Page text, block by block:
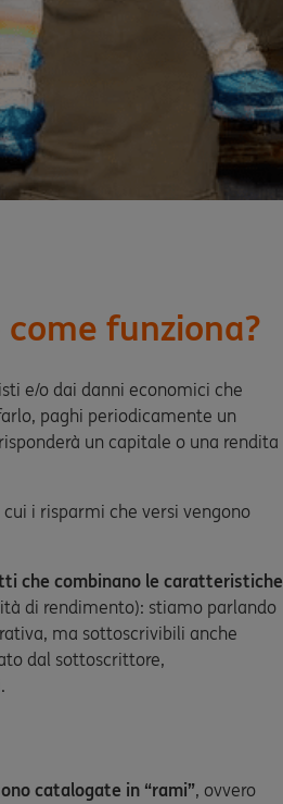
funziona?
e/o dai danni economici che
paghi periodicamente un
un capitale o una rendita
i risparmi che versi vengono
che combinano le caratteristiche
di rendimento): stiamo parlando
ma sottoscrivibili anche
dal sottoscrittore,
catalogate in “rami”, ovvero